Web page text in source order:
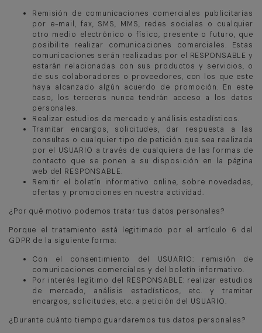
Remisión de comunicaciones comerciales publicitarias
por e-mail, fax, SMS, MMS, redes sociales o cualquier
otro medio electrónico o físico, presente o futuro, que
posibilite realizar comunicaciones comerciales. Estas
comunicaciones serán realizadas por el RESPONSABLE y
estarán relacionadas con sus productos y servicios, o
de sus colaboradores o proveedores, con los que este
haya alcanzado algún acuerdo de promoción. En este
caso, los terceros nunca tendrán acceso a los datos
personales.
Realizar estudios de mercado y análisis estadísticos.
Tramitar encargos, solicitudes, dar respuesta a las
consultas o cualquier tipo de petición que sea realizada
por el USUARIO a través de cualquiera de las formas de
contacto que se ponen a su disposición en la página
web del RESPONSABLE.
Remitir el boletín informativo online, sobre novedades,
ofertas y promociones en nuestra actividad.
¿Por qué motivo podemos tratar tus datos personales?
Porque el tratamiento está legitimado por el artículo 6 del
GDPR de la siguiente forma:
Con el consentimiento del USUARIO: remisión de
comunicaciones comerciales y del boletín informativo.
Por interés legítimo del RESPONSABLE: realizar estudios
de mercado, análisis estadísticos, etc. y tramitar
encargos, solicitudes, etc. a petición del USUARIO.
¿Durante cuánto tiempo guardaremos tus datos personales?